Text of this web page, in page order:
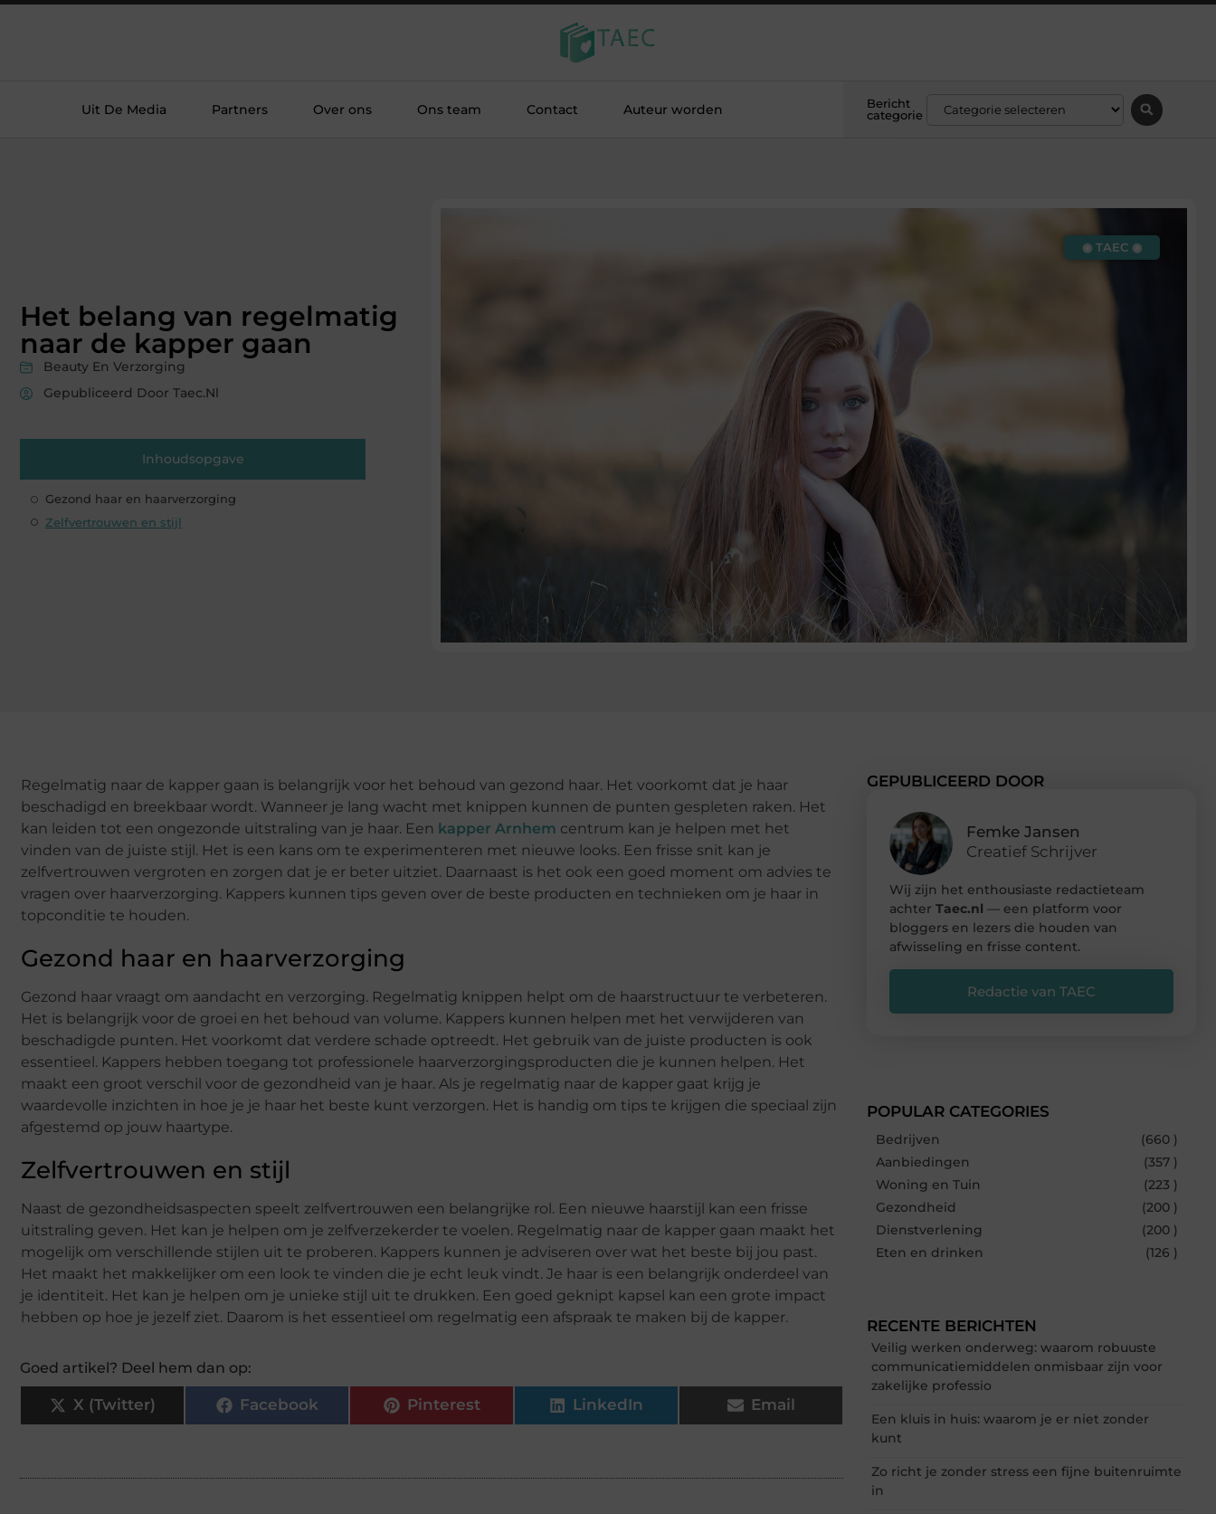
Uit De Media Partners Over ons Ons team Contact Auteur worden
Bericht
categorie
Het belang van regelmatig
naar de kapper gaan
Beauty En Verzorging
Gepubliceerd Door Taec.nl
Inhoudsopgave
Gezond haar en haarverzorging
Zelfvertrouwen en stijl
◉ TAEC ◉
Regelmatig naar de kapper gaan is belangrijk voor het behoud van gezond haar. Het voorkomt dat je haar
beschadigd en breekbaar wordt. Wanneer je lang wacht met knippen kunnen de punten gespleten raken. Het
kan leiden tot een ongezonde uitstraling van je haar. Een kapper Arnhem centrum kan je helpen met het
vinden van de juiste stijl. Het is een kans om te experimenteren met nieuwe looks. Een frisse snit kan je
zelfvertrouwen vergroten en zorgen dat je er beter uitziet. Daarnaast is het ook een goed moment om advies te
vragen over haarverzorging. Kappers kunnen tips geven over de beste producten en technieken om je haar in
topconditie te houden.
Gezond haar en haarverzorging
Gezond haar vraagt om aandacht en verzorging. Regelmatig knippen helpt om de haarstructuur te verbeteren.
Het is belangrijk voor de groei en het behoud van volume. Kappers kunnen helpen met het verwijderen van
beschadigde punten. Het voorkomt dat verdere schade optreedt. Het gebruik van de juiste producten is ook
essentieel. Kappers hebben toegang tot professionele haarverzorgingsproducten die je kunnen helpen. Het
maakt een groot verschil voor de gezondheid van je haar. Als je regelmatig naar de kapper gaat krijg je
waardevolle inzichten in hoe je je haar het beste kunt verzorgen. Het is handig om tips te krijgen die speciaal zijn
afgestemd op jouw haartype.
Zelfvertrouwen en stijl
Naast de gezondheidsaspecten speelt zelfvertrouwen een belangrijke rol. Een nieuwe haarstijl kan een frisse
uitstraling geven. Het kan je helpen om je zelfverzekerder te voelen. Regelmatig naar de kapper gaan maakt het
mogelijk om verschillende stijlen uit te proberen. Kappers kunnen je adviseren over wat het beste bij jou past.
Het maakt het makkelijker om een look te vinden die je echt leuk vindt. Je haar is een belangrijk onderdeel van
je identiteit. Het kan je helpen om je unieke stijl uit te drukken. Een goed geknipt kapsel kan een grote impact
hebben op hoe je jezelf ziet. Daarom is het essentieel om regelmatig een afspraak te maken bij de kapper.
Goed artikel? Deel hem dan op:
X (Twitter) Facebook Pinterest LinkedIn Email
GEPUBLICEERD DOOR
Femke Jansen
Creatief Schrijver
Wij zijn het enthousiaste redactieteam
achter Taec.nl — een platform voor
bloggers en lezers die houden van
afwisseling en frisse content.
Redactie van TAEC
POPULAR CATEGORIES
Bedrijven
(660 )
Aanbiedingen
(357 )
Woning en Tuin
(223 )
Gezondheid
(200 )
Dienstverlening
(200 )
Eten en drinken
(126 )
RECENTE BERICHTEN
Veilig werken onderweg: waarom robuuste
communicatiemiddelen onmisbaar zijn voor
zakelijke professio
Een kluis in huis: waarom je er niet zonder
kunt
Zo richt je zonder stress een fijne buitenruimte
in